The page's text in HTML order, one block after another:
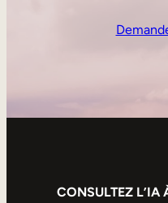
CONSULTEZ L’IA